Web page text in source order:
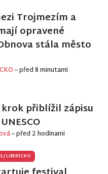
Trojmezím a
opravené
stála město
– před 8 minutami
krok přiblížil zápisu
– před 2 hodinami
/LIBERECKO